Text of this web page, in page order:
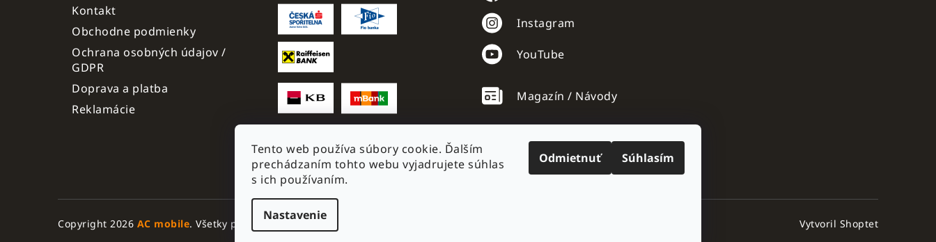
Tento web používa súbory cookie. Ďalším
prechádzaním tohto webu vyjadrujete súhlas
s ich používaním.
Nastavenie
Odmietnuť Súhlasím
Kontakt
Obchodne podmienky
Ochrana osobných údajov /
GDPR
Doprava a platba
Reklamácie
Instagram
YouTube
Magazín / Návody
Vytvoril Shoptet
Copyright 2026 AC mobile. Všetky práva vyhradené.